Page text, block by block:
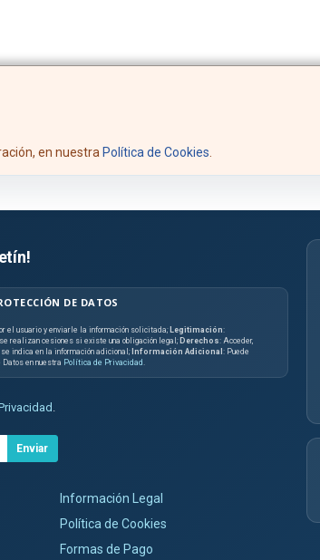
en nuestra Política de Cookies
DE DATOS
el usuario y enviarle la información solicitada; Legitimación:
realizan cesiones si existe una obligación legal; Derechos: Acceder,
indica en la información adicional; Información Adicional : Puede
en nuestra Política de Privacidad.
.
Enviar
Información Legal
Política de Cookies
Formas de Pago